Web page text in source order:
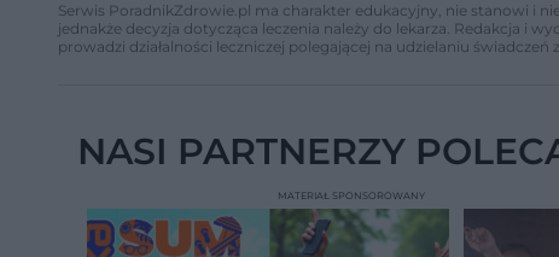
Serwis PoradnikZdrowie.pl ma charakter edukacyjny, nie stanowi i
jednakże decyzja dotycząca leczenia należy do lekarza. Redakcja i
prowadzi działalności leczniczej polegającej na udzielaniu
NASI PARTNERZY
MATERIAŁ SPONSOROWANY